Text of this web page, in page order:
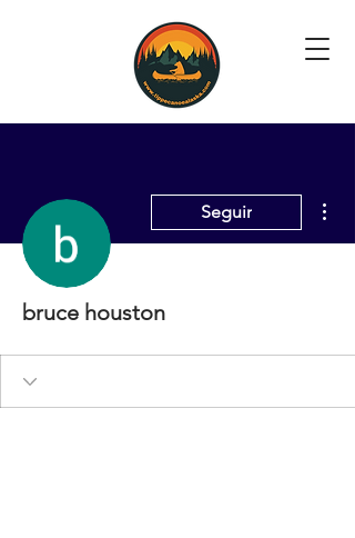
Seguir
bruce houston